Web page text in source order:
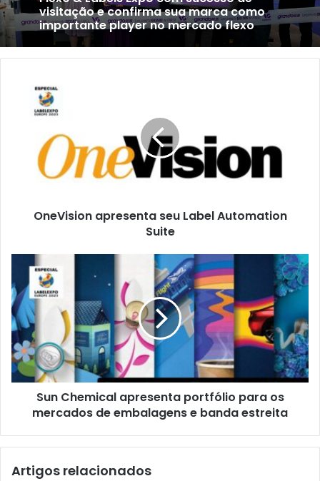
visitação e confirma sua marca como
importante player no mercado flexo
apresenta
Automation
OneVision apresenta seu Label Automation
Suite
Chemical
apresenta
portfólio
para
os
mercados
de
embalagens
banda
Sun Chemical apresenta portfólio para os
mercados de embalagens e banda estreita
Artigos relacionados